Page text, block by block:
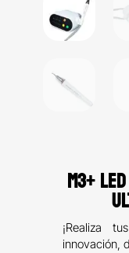
M3+
¡Realiza
innovación,